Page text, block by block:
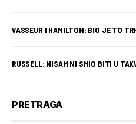
VASSEUR I HAMILTON: BIO JE TO
RUSSELL: NISAM NI SMIO BITI U
PRETRAGA